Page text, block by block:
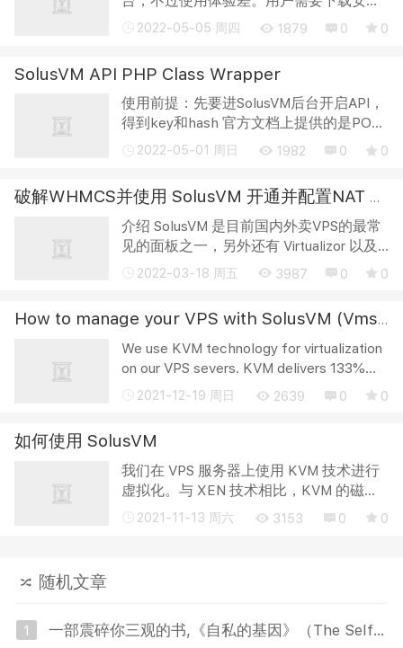
Java，继而在软件设置里添加网址例外，
不然默认安全级别无法运行 SolusVM
也只限那些...
2022-05-05 周四 1879 0 0
SolusVM API PHP Class Wrapper
使用前提：先要进SolusVM后台开启API，
得到key和hash 官方文档上提供的是POST
方式提交数据，但是本人试过后总是
如下： &...
2022-05-01 周日 1982 0 0
破解WHMCS并使用 SolusVM 开通并配置NAT VPS精华教程
介绍 SolusVM 是目前国内外卖VPS的最常
见的面板之一，另外还有 Virtualizor 以及
Xen System，以及比较少见的 Promox 和
ESXi 以及非常稀有土豪专用的 OnApp。当
...
2022-03-18 周五 3987 0 0
How to manage your VPS with SolusVM (Vmshell For KVM)
We use KVM technology for virtualization
on our VPS severs. KVM delivers 133%
increase in disk speed performance
comparing to XEN technology. This article
2021-12-19 周日 2639 0 0
如何使用 SolusVM
我们在 VPS 服务器上使用 KVM 技术进行
虚拟化。与 XEN 技术相比，KVM 的磁盘
速度性能提高了 133%。 本文介绍了具有
KVM 虚拟化类型的 Solus VM 的主要功
2021-11-13 周六 3153 0 0
随机文章
1 一部震碎你三观的书,《自私的基因》（The Selfish Gene）